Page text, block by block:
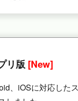
リ版 [New]
、iOSに対応した